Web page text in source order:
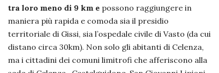
tra loro meno di 9 km e possono raggiungere in
maniera più rapida e comoda sia il presidio
territoriale di Gissi, sia l’ospedale civile di Vasto (da cui
distano circa 30km). Non solo gli abitanti di Celenza,
ma i cittadini dei comuni limitrofi che afferiscono alla